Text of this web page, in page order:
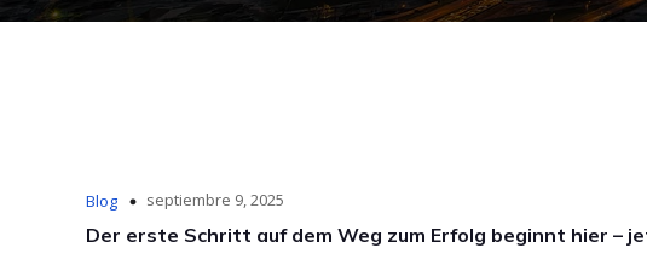
Blog septiembre 9, 2025
Der erste Schritt auf dem Weg zum Erfolg beginnt hier –